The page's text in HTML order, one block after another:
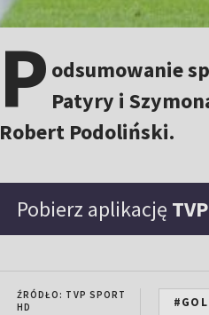
P odsumowanie
Patyry i
Robert Podoliński.
Pobierz aplikację
ŹRÓDŁO: TVP SPORT
HD
#GOL